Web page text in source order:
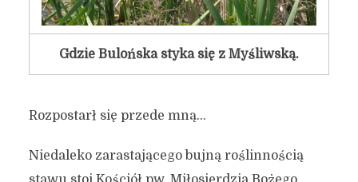
Gdzie Bulońska styka się z Myśliwską.
Rozpostarł się przede mną…
Niedaleko zarastającego bujną roślinnością